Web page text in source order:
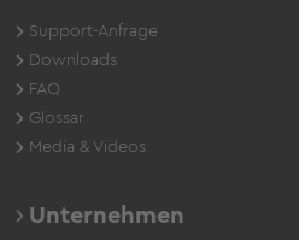
Support-Anfrage
Downloads
FAQ
Glossar
Media & Videos
Unternehmen